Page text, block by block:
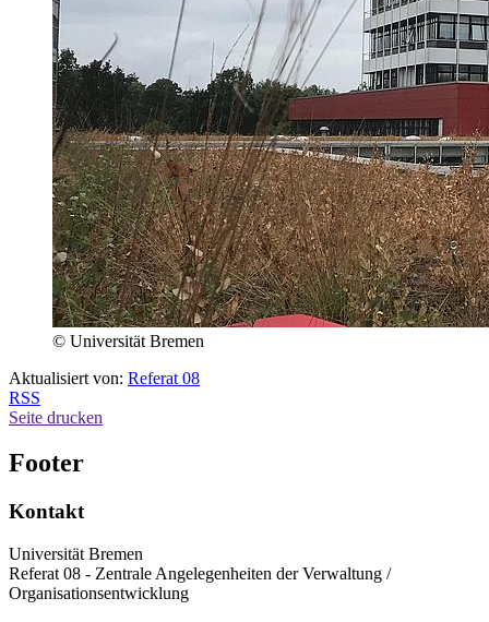
© Universität Bremen
Aktualisiert von: Referat 08
RSS
Seite drucken
Footer
Kontakt
Universität Bremen
Referat 08 - Zentrale Angelegenheiten der Verwaltung /
Organisationsentwicklung